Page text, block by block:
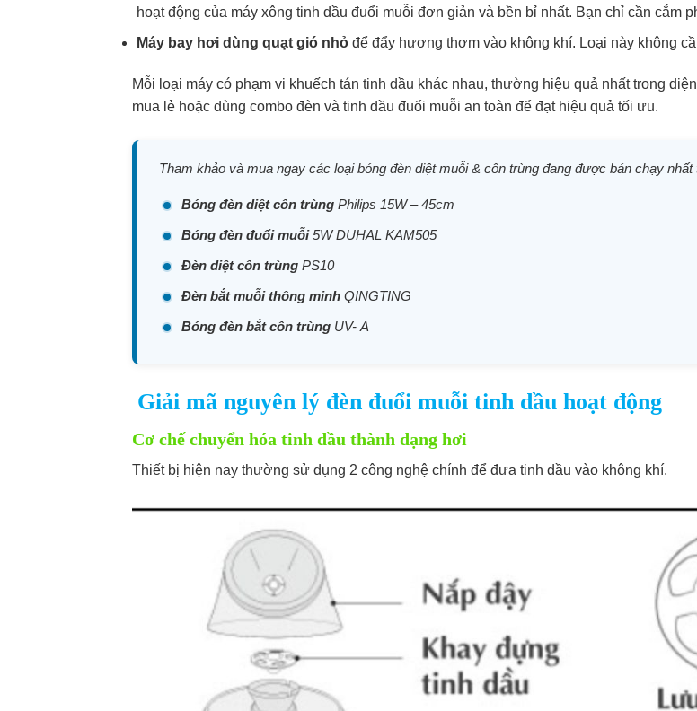
hoạt động của máy xông tinh dầu đuổi muỗi đơn giản và bền bỉ nhất. Bạn chỉ cần cắm
Máy bay hơi dùng quạt gió nhỏ để đẩy hương thơm vào không khí. Loại này không
Mỗi loại máy có phạm vi khuếch tán tinh dầu khác nhau, thường hiệu quả nhất trong
mua lẻ hoặc dùng combo đèn và tinh dầu đuổi muỗi an toàn để đạt hiệu quả tối ưu.
Tham khảo và mua ngay các loại bóng đèn diệt muỗi & côn trùng đang được bán chạy nhất
Bóng đèn diệt côn trùng Philips 15W – 45cm
Bóng đèn đuổi muỗi5W DUHAL KAM505
Đèn diệt côn trùng PS10
Đèn bắt muỗi thông minh QINGTING
Bóng đèn bắt côn trùng UV- A
Giải mã nguyên lý đèn đuổi muỗi tinh dầu hoạt động
Cơ chế chuyển hóa tinh dầu thành dạng hơi
Thiết bị hiện nay thường sử dụng 2 công nghệ chính để đưa tinh dầu vào không khí.